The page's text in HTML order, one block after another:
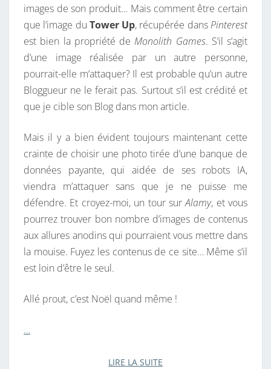
images de son produit… Mais comment être certain
que l’image du Tower Up, récupérée dansPinterest
est bien la propriété deMonolith Games. S’il s’agit
d’une image réalisée par un autre personne,
pourrait-elle m’attaquer? Il est probable qu’un autre
Bloggueur ne le ferait pas. Surtout s’il est crédité et
que je cible son Blog dans mon article.
Mais il y a bien évident toujours maintenant cette
crainte de choisir une photo tirée d’une banque de
données payante, qui aidée de ses robots IA,
viendra m’attaquer sans que je ne puisse me
défendre. Et croyez-moi, un tour surAlamy, et vous
pourrez trouver bon nombre d’images de contenus
aux allures anodins qui pourraient vous mettre dans
la mouise. Fuyez les contenus de ce site… Même s’il
est loin d’être le seul.
Allé prout, c’est Noël quand même !
…
LIRE LA SUITE